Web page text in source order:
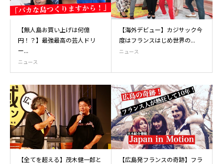
【無人島お買い上げは何億
円！？】最強最高の芸人ドリ
ー...
ニュース
【海外デビュー】カジサック今
度はフランスはじめ世界の...
ニュース
【全てを超える】茂木健一郎と
【広島発フランスの奇跡】フラ